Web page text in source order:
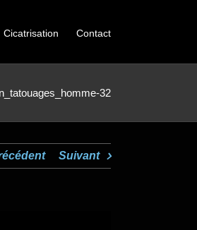
Cicatrisation Contact
32
Suivant